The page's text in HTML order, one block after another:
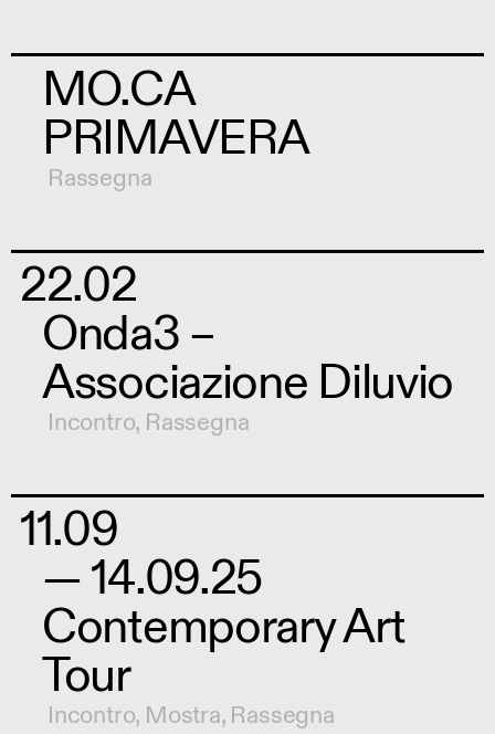
MO.CA
PRIMAVERA
Rassegna
22.02
Onda3 –
Associazione Diluvio
Incontro, Rassegna
11.09
— 14.09.25
Contemporary Art
Tour
Incontro, Mostra, Rassegna